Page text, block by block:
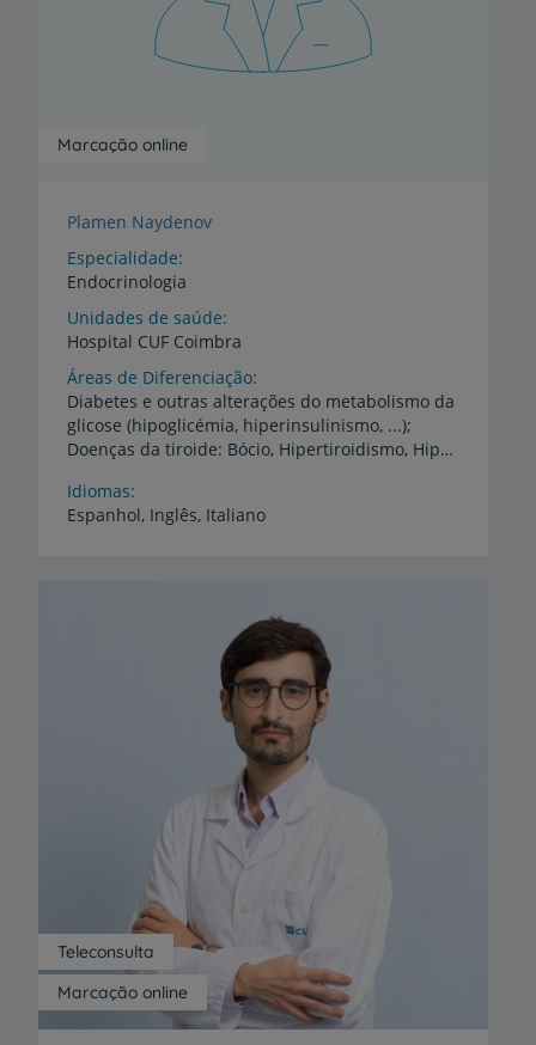
Marcação online
Plamen Naydenov
Especialidade
Endocrinologia
Unidades de saúde
Hospital CUF Coimbra
Áreas de Diferenciação
Diabetes e outras alterações do metabolismo da
glicose (hipoglicémia, hiperinsulinismo, ...);
Doenças da tiroide: Bócio, Hipertiroidismo, Hipotiroidismo, Doença autoimune da tiroide, neoplasias da tiroide; Doenças da paratiroide: Adenoma, Hiperplasia da paratiroide, Hiperparatiroidismo, Hipoparatiroidismo, Metabolismo do cálcio; Patologia da hipófise: Hipopitoitarismo, Acromegalia e gigantismo, Hiperprolactinémia, Doença de Cushing, Diabetes insípidus, Hipogonadismo primário, tumores não secretórios da hipófise; Doenças da glândula suprarrenal: Insuficiência suprarrenal (Síndrome de Addison), Hiperaldosteronismo, Hiperplasia suprarrenal e Hirsutismo, Hipercortisolismo (Doença de Cushing), Feocromocitoma; Doenças das gónadas: Hipogonadismo, Tumores produtores do testículo e ovário, Amenorreia primária, Síndrome de Turner e Síndrome de Klinefelter, Síndrome do ovário Poliquístico; Hipertensão arterial de causa endócrina; Doenças da tiroide na gravidez e Diabetes Gestacional
Idiomas
Espanhol, Inglês, Italiano
Marcação online
Teleconsulta